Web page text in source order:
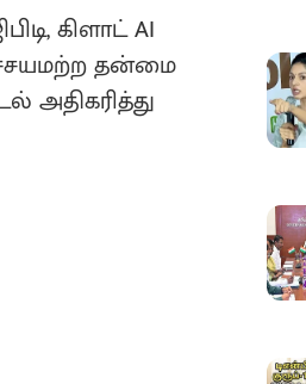
கிளாட் AI
தன்மை
அதிகரித்து